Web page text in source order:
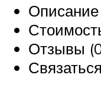
Описание
Отзывы
Связаться